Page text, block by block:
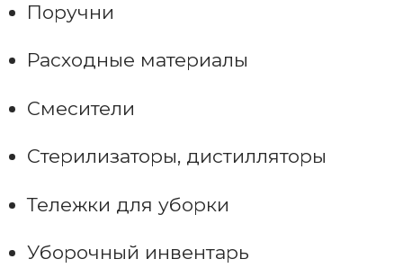
Поручни
Расходные материалы
Смесители
Стерилизаторы, дистилляторы
Тележки для уборки
Уборочный инвентарь